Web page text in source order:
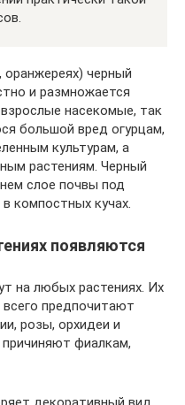
оранжереях) черный
и размножается
насекомые, так
большой вред огурцам,
культурам, а
растениям. Черный
слое почвы под
компостных кучах.
появляются
на любых растениях. Их
предпочитают
розы, орхидеи и
фиалкам,